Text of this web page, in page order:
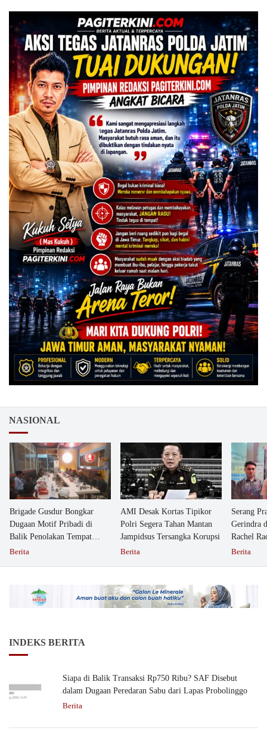
NASIONAL
Brigade Gusdur Bongkar
Dugaan Motif Pribadi di
Balik Penolakan Tempat
Ibadah GKJW Bangil
Berita
AMI Desak Kortas Tipikor
Polri Segera Tahan Mantan
Jampidsus Tersangka Korupsi
Berita
Serang
Gerindra
Rachel
Berita
INDEKS BERITA
Siapa di Balik Transaksi Rp750 Ribu? SAF Disebut
dalam Dugaan Peredaran Sabu dari Lapas Probolinggo
Berita